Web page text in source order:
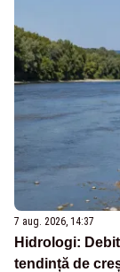
7 aug. 2026, 14:37
Hidrologi:
tendință de